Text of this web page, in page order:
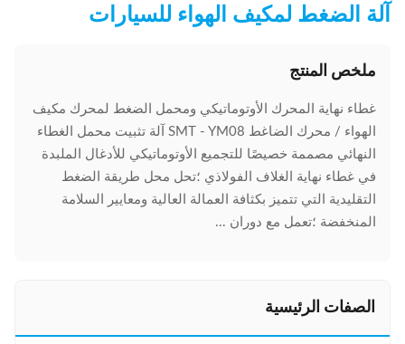
آلة الضغط لمكيف الهواء للسيارات
ملخص المنتج
غطاء نهاية المحرك الأوتوماتيكي ومحمل الضغط لمحرك مكيف
الهواء / محرك الضاغط SMT - YM08 آلة تثبيت محمل الغطاء
النهائي مصممة خصيصًا للتجميع الأوتوماتيكي للأدغال الملبدة
في غطاء نهاية الغلاف الفولاذي ؛تحل محل طريقة الضغط
التقليدية التي تتميز بكثافة العمالة العالية ومعايير السلامة
المنخفضة ؛تعمل مع دوران ...
الصفات الرئيسية